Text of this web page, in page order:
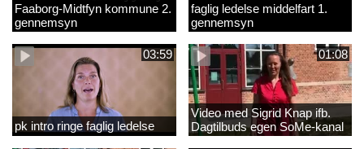
Faaborg-Midtfyn kommune 2.
gennemsyn
faglig ledelse middelfart 1.
gennemsyn
03:59
pk intro ringe faglig ledelse
01:08
Video med Sigrid Knap ifb.
Dagtilbuds egen SoMe-kanal
med tekster